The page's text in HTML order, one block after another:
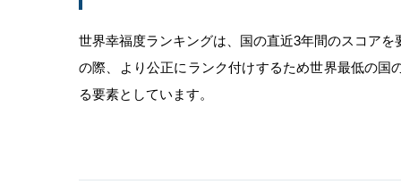
世界幸福度ランキングは、国の直近3年間のスコア
の際、より公正にランク付けするため世界最低の
る要素としています。